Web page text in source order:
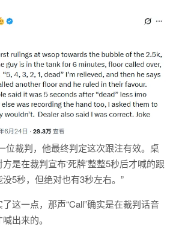
位裁判，他最终判定这次跟注有效。桌
是在裁判宣布‘死牌’整整5秒后才喊的跟
5秒，但绝对也有3秒左右。”
这一点，那声“Call”确实是在裁判话音
出来的。